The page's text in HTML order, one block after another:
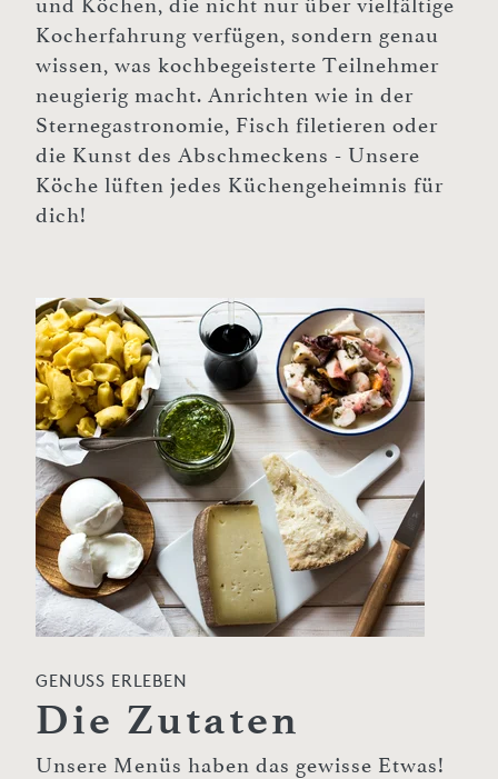
und Köchen, die nicht nur über vielfältige
Kocherfahrung verfügen, sondern genau
wissen, was kochbegeisterte Teilnehmer
neugierig macht. Anrichten wie in der
Sternegastronomie, Fisch filetieren oder
die Kunst des Abschmeckens - Unsere
Köche lüften jedes Küchengeheimnis für
dich!
GENUSS ERLEBEN
Die Zutaten
Unsere Menüs haben das gewisse Etwas!